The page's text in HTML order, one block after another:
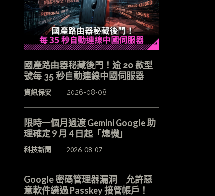
國產路由器秘藏後門！逾 20 款型
號每 35 秒自動連線中國伺服器
資訊保安 2026-08-08
限時一個月過渡 Gemini Google 助
理確定 9 月 4 日起「熄機」
科技新聞 2026-08-07
Google 密碼管理器漏洞 允許惡
意軟件繞過 Passkey 接管帳戶！